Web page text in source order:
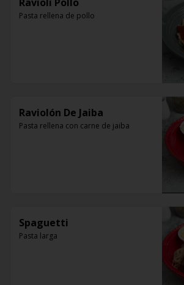
Pasta rellena de pollo
Raviolón De Jaiba
Pasta rellena con carne de jaiba
Spaguetti
Pasta larga